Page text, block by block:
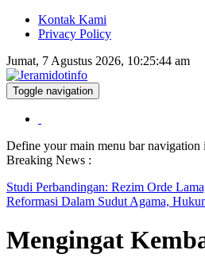
Kontak Kami
Privacy Policy
Jumat, 7 Agustus 2026, 10:25:45 am
Jeramidotinfo
Berita dan Informasi Terkini
Toggle navigation
Define your main menu bar
Breaking News :
Studi Perbandingan: Rezim Orde
Reformasi Dalam Sudut Agama,
Mengingat